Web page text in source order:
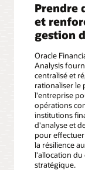
Prendre
et
gestion
Oracle
Analysis
centralisé et
rationaliser le
l'entreprise
opérations
institutions
d'analyse et
pour
la résilience
l'allocation du
stratégique.